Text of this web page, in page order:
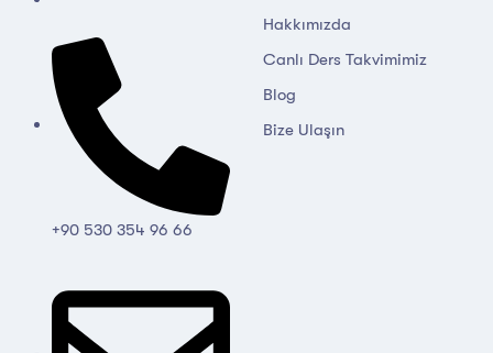
+90 530 354 96 66
Hakkımızda
Canlı Ders Takvimimiz
Blog
Bize Ulaşın